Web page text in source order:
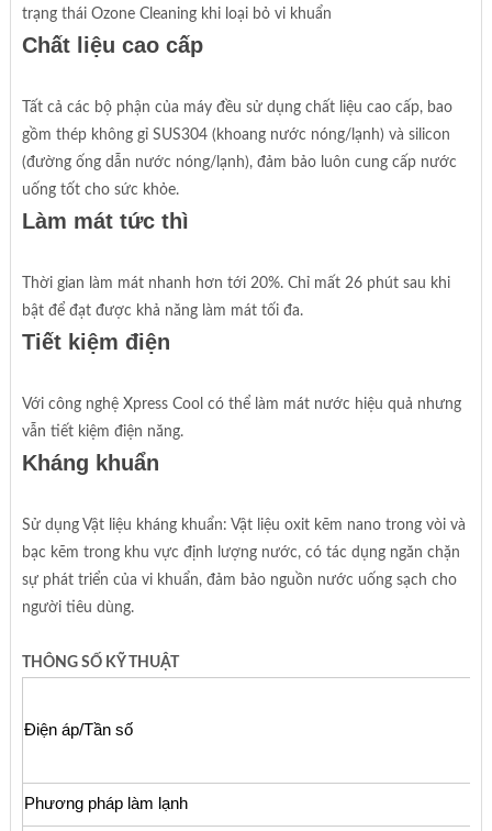
trạng thái Ozone Cleaning khi loại bỏ vi khuẩn
Chất liệu cao cấp
Tất cả các bộ phận của máy đều sử dụng chất liệu cao cấp, bao
gồm thép không gỉ SUS304 (khoang nước nóng/lạnh) và silicon
(đường ống dẫn nước nóng/lạnh), đảm bảo luôn cung cấp nước
uống tốt cho sức khỏe.
Làm mát tức thì
Thời gian làm mát nhanh hơn tới 20%. Chỉ mất 26 phút sau khi
bật để đạt được khả năng làm mát tối đa.
Tiết kiệm điện
Với công nghệ Xpress Cool có thể làm mát nước hiệu quả nhưng
vẫn tiết kiệm điện năng.
Kháng khuẩn
Sử dụng Vật liệu kháng khuẩn: Vật liệu oxit kẽm nano trong vòi và
bạc kẽm trong khu vực định lượng nước, có tác dụng ngăn chặn
sự phát triển của vi khuẩn, đảm bảo nguồn nước uống sạch cho
người tiêu dùng.
THÔNG SỐ KỸ THUẬT
Điện áp/Tần số
Phương pháp làm lạnh